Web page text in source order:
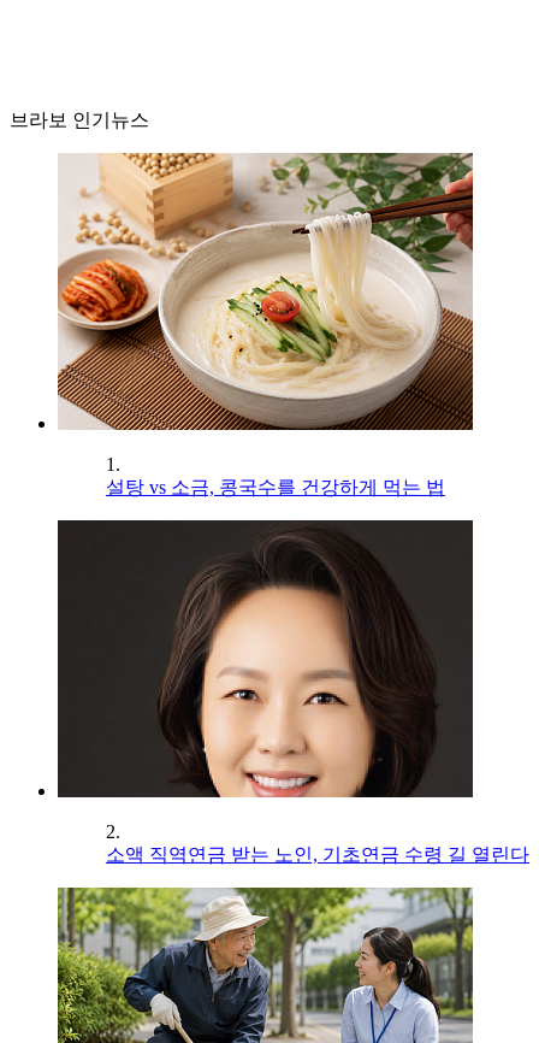
브라보 인기뉴스
1.
설탕 vs 소금, 콩국수를 건강하게 먹는 법
2.
소액 직역연금 받는 노인, 기초연금 수령 길 열린다